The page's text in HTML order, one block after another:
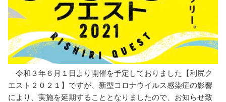
令和３年６月１日より開催を予定しておりました【利尻ク
エスト２０２１】ですが、新型コロナウイルス感染症の影響
により、実施を延期することとなりましたので、お知らせ致